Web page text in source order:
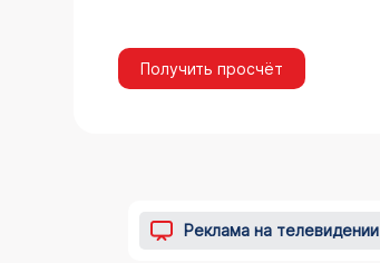
Получить просчёт
Реклама на телевидении